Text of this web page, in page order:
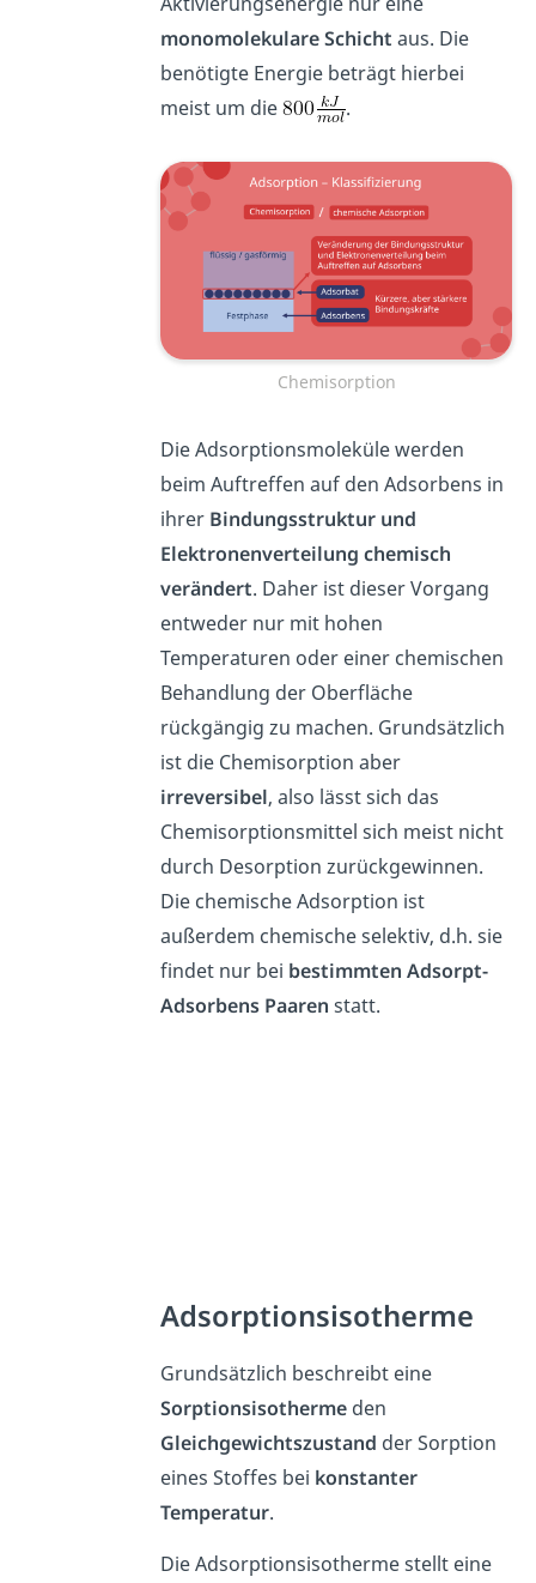
monomolekulareSchicht aus. Die
benötigte Energie beträgt hierbei
meist um die
.
Chemisorption
Die Adsorptionsmoleküle werden
beim Auftreffen auf den Adsorbens in
ihrer Bindungsstruktur und
Elektronenverteilung chemisch
verändert. Daher ist dieser Vorgang
entweder nur mit hohen
Temperaturen oder einer chemischen
Behandlung der Oberfläche
rückgängig zu machen. Grundsätzlich
ist die Chemisorption aber
irreversibel, also lässt sich das
Chemisorptionsmittel sich meist nicht
durch Desorption zurückgewinnen.
Die chemische Adsorption ist
außerdem chemische selektiv, d.h. sie
findet nur bei bestimmten Adsorpt-
Adsorbens Paaren statt.
Adsorptionsisotherme
Grundsätzlich beschreibt eine
Sorptionsisotherme den
Gleichgewichtszustand der Sorption
eines Stoffes bei konstanter
Temperatur.
Die Adsorptionsisotherme stellt eine